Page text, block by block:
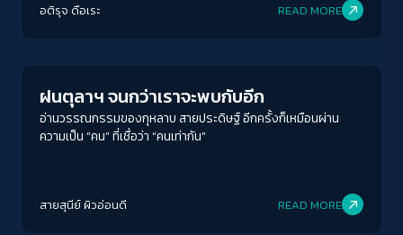
อติรุจ ดือเระ READ MORE
ฝนตุลาฯ จนกว่าเราจะพบกับอีก
อ่านวรรณกรรมของกุหลาบ สายประดิษฐ์ อีกครั้งก็เหมือนผ่าน
ความเป็น “คน” ที่เชื่อว่า “คนเท่ากัน”
สายสุนีย์ ผิวอ่อนดี READ MORE